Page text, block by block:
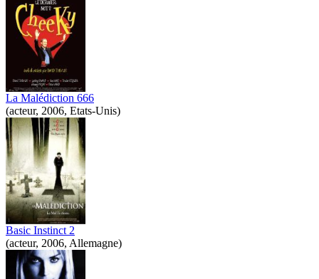
La Malédiction 666
(acteur, 2006, Etats-Unis)
Basic Instinct 2
(acteur, 2006, Allemagne)